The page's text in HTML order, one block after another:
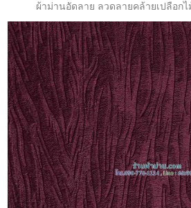
ผ้าม่านอัดลาย ลวดลายคล้ายเปลือก